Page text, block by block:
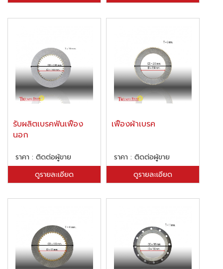
รับผลิตเบรคฟันเฟือง
นอก
ราคา : ติดต่อผู้ขาย
ดูรายละเอียด
เฟืองผ้าเบรค
ราคา : ติดต่อผู้ขาย
ดูรายละเอียด